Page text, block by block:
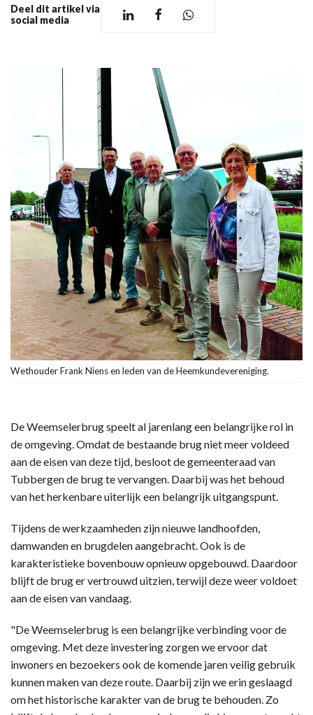
Deel dit artikel via
social media
Wethouder Frank Niens en leden van de Heemkundevereniging.
De Weemselerbrug speelt al jarenlang een belangrijke rol in
de omgeving. Omdat de bestaande brug niet meer voldeed
aan de eisen van deze tijd, besloot de gemeenteraad van
Tubbergen de brug te vervangen. Daarbij was het behoud
van het herkenbare uiterlijk een belangrijk uitgangspunt.
Tijdens de werkzaamheden zijn nieuwe landhoofden,
damwanden en brugdelen aangebracht. Ook is de
karakteristieke bovenbouw opnieuw opgebouwd. Daardoor
blijft de brug er vertrouwd uitzien, terwijl deze weer voldoet
aan de eisen van vandaag.
"De Weemselerbrug is een belangrijke verbinding voor de
omgeving. Met deze investering zorgen we ervoor dat
inwoners en bezoekers ook de komende jaren veilig gebruik
kunnen maken van deze route. Daarbij zijn we erin geslaagd
om het historische karakter van de brug te behouden. Zo